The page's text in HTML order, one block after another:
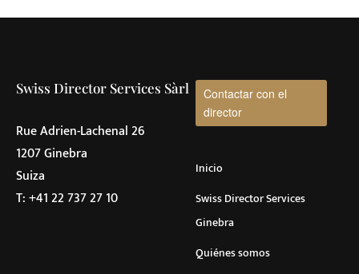
Swiss Director Services Sàrl
Rue Adrien-Lachenal 26
1207 Ginebra
Suiza
T:+41 22 737 27 10
Contactar con el
director
Inicio
Swiss Director Services
Ginebra
Quiénes somos